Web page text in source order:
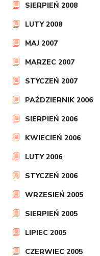
SIERPIEŃ 2008
LUTY 2008
MAJ 2007
MARZEC 2007
STYCZEŃ 2007
PAŹDZIERNIK 2006
SIERPIEŃ 2006
KWIECIEŃ 2006
LUTY 2006
STYCZEŃ 2006
WRZESIEŃ 2005
SIERPIEŃ 2005
LIPIEC 2005
CZERWIEC 2005